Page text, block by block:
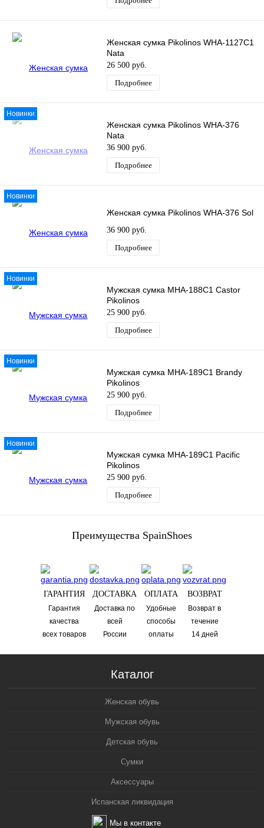
Женская сумка Pikolinos WHA-1127C1
Nata
26 500 руб.
Подробнее
Новинки
Женская сумка Pikolinos WHA-376
Nata
36 900 руб.
Подробнее
Новинки
Женская сумка Pikolinos WHA-376 Sol
36 900 руб.
Подробнее
Новинки
Мужская сумка MHA-188C1 Castor
Pikolinos
25 900 руб.
Подробнее
Новинки
Мужская сумка MHA-189C1 Brandy
Pikolinos
25 900 руб.
Подробнее
Новинки
Мужская сумка MHA-189C1 Pacific
Pikolinos
25 900 руб.
Подробнее
Преимущества SpainShoes
ГАРАНТИЯ ДОСТАВКА ОПЛАТА ВОЗВРАТ
Гарантия
качества
всех товаров
Доставка по
всей
России
Удобные
способы
оплаты
Возврат в
течениe
14 дней
Каталог
Женская обувь
Мужская обувь
Детская обувь
Сумки
Аксессуары
Испанская ликвидация
Мы в контакте